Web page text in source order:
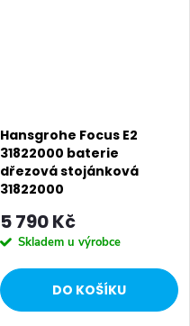
Hansgrohe Focus E2
31822000 baterie
dřezová stojánková
31822000
5 790 Kč
Skladem u výrobce
DO KOŠÍKU